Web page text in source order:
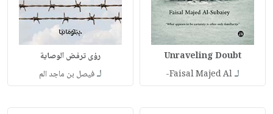
Unraveling Doubt
لـFaisal Majed Al-
رؤى ترفض الوصاية
لـفيصل بن ماجد الم